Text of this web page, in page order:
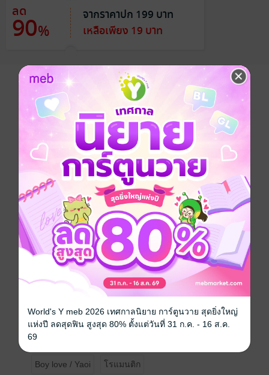
ลด
90%
จากราคาปก 199 บาท
เหลือเพียง 19 บาท
อยากได้ ซื้อเป็นของขวัญ ติดตาม แชร์
เพราะชายแท๊!! ห่วยแตกเขาจึงชอบไปดื่มย้อมใจ
'ผม..ไม่ใช่ขี้เมานะครับ ที่ร้านเหล้าเขาเรียกผมลูกค้า
ประจำกันทั้งนั้น' แต่ในวันนั้นรวิกันต์ดันเผลอตัวเผลอใจไป
กับอารมณ์ แอบแซบกับบาร์เทนเดอร์หนุ่มหลังผับปิดจน
ติดใจ
"ขออีกรอบได้ไหมครับ"
"เด็กดี... ฉันยังรับได้มากกว่านี้อีกนะ เพราะฉะนั้น....."
ผลจากคืนนั้นทำให้ทั้งสองโหยหาซึ้งกันและกันมากขึ้น จน
หัวใจที่เคยเจ็บปวดกับมีแรงขึ้นมาอีกครั้ง แต่ความผิดหวัง
ในอดีตก็คอยหลอกหลอนเขาซ้ำๆ จนอยากจะก้าวผ่าน เขา
จะก้าวข้ามผ่านคำดูถูกและเปิดใจเริ่มใหม่อีกครั้งได้ไหม
มาเป็นกำลังใจให้ทั้งคู่ผ่านมันไปด้วยกันนะ
Boy love / Yaoi โรแมนติก
World's Y meb 2026 เทศกาลนิยาย การ์ตูนวาย สุดยิ่งใหญ่
แห่งปี ลดสุดฟิน สูงสุด 80% ตั้งแต่วันที่ 31 ก.ค. - 16 ส.ค.
69